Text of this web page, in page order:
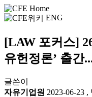
ENG
[LAW 포커스]
유헌정론’ 출간
글쓴이
자유기업원 2023-06-23 ,